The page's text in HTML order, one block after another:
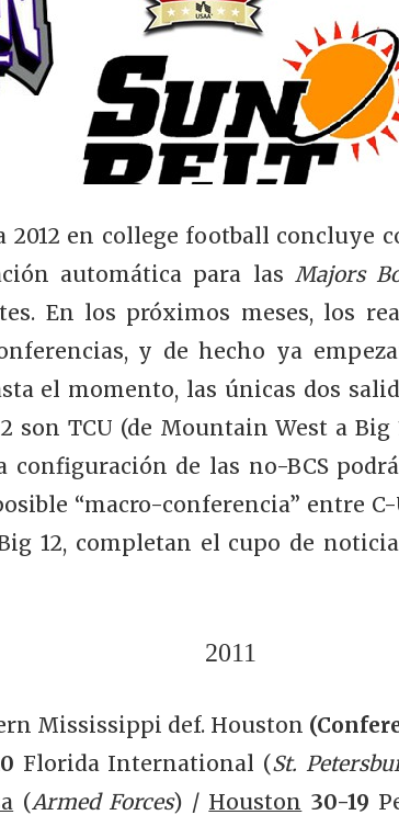
en college football concluye
automática para las Majors
En los próximos meses, los
y de hecho ya
el momento, las únicas dos
son TCU (de Mountain West a
configuración de las no-BCS
“macro-conferencia” entre
12, completan el cupo de
2011
Mississippi def. Houston
Florida International (St.
(Armed Forces) / Houston 30-19